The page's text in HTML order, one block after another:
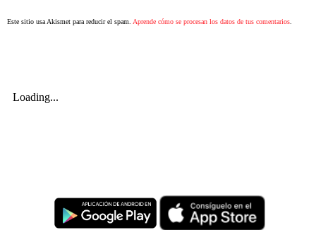
Este sitio usa Akismet para reducir el spam. Aprende cómo se procesan los datos de tus comentarios